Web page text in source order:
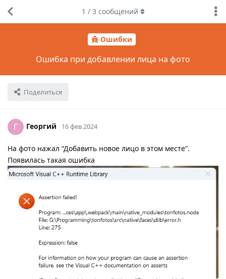
Ошибки
Ошибка при добавлении лица на фото
Поделиться
1 / 3 сообщений
Г Георгий 16 фев 2024
На фото нажал “Добавить новое лицо в этом месте”.
Появилась такая ошибка